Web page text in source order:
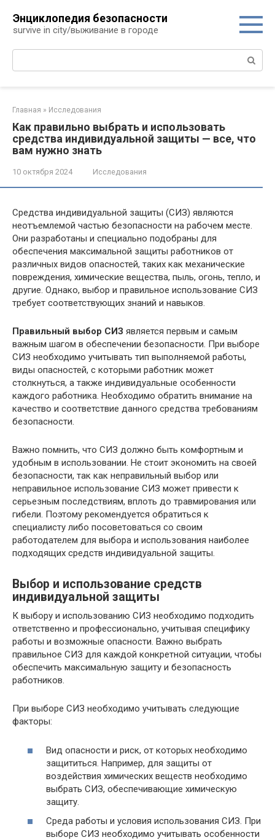
контенту
Энциклопедия безопасности
survive in city/выживание в городе
Поиск:
Главная » Исследования
Как правильно выбрать и использовать
средства индивидуальной защиты — все, что
вам нужно знать
10 октября 2024 Исследования
Средства индивидуальной защиты (СИЗ) являются
неотъемлемой частью безопасности на рабочем месте.
Они разработаны и специально подобраны для
обеспечения максимальной защиты работников от
различных видов опасностей, таких как механические
повреждения, химические вещества, пыль, огонь, тепло, и
другие. Однако, выбор и правильное использование СИЗ
требует соответствующих знаний и навыков.
Правильный выбор СИЗ является первым и самым
важным шагом в обеспечении безопасности. При выборе
СИЗ необходимо учитывать тип выполняемой работы,
виды опасностей, с которыми работник может
столкнуться, а также индивидуальные особенности
каждого работника. Необходимо обратить внимание на
качество и соответствие данного средства требованиям
безопасности.
Важно помнить, что СИЗ должно быть комфортным и
удобным в использовании. Не стоит экономить на своей
безопасности, так как неправильный выбор или
неправильное использование СИЗ может привести к
серьезным последствиям, вплоть до травмирования или
гибели. Поэтому рекомендуется обратиться к
специалисту либо посоветоваться со своим
работодателем для выбора и использования наиболее
подходящих средств индивидуальной защиты.
Выбор и использование средств
индивидуальной защиты
К выбору и использованию СИЗ необходимо подходить
ответственно и профессионально, учитывая специфику
работы и возможные опасности. Важно выбрать
правильное СИЗ для каждой конкретной ситуации, чтобы
обеспечить максимальную защиту и безопасность
работников.
При выборе СИЗ необходимо учитывать следующие
факторы:
Вид опасности и риск, от которых необходимо
защититься. Например, для защиты от
воздействия химических веществ необходимо
выбрать СИЗ, обеспечивающие химическую
защиту.
Среда работы и условия использования СИЗ. При
выборе СИЗ необходимо учитывать особенности